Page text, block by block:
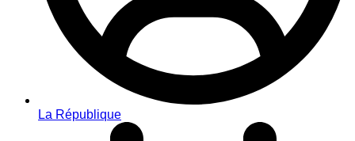
La République